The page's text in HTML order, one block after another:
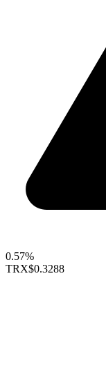
0.57%
TRX$0.3288